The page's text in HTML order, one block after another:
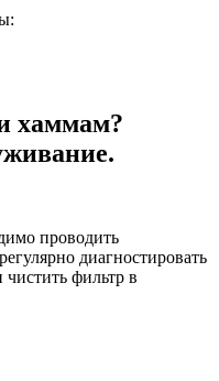
хаммам?
проводить
диагностировать
фильтр в